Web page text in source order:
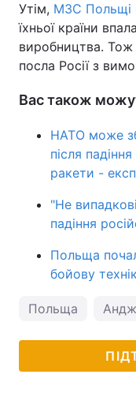
Утім, МЗС Польщі
їхньої країни
виробництва. Тож
посла Росії з
Вас також
НАТО може
після
ракети -
"Не
падіння
Польща
бойову
Польща